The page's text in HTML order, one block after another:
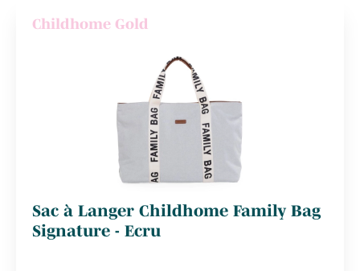
Childhome Gold
Sac à Langer Childhome Family Bag
Signature - Ecru